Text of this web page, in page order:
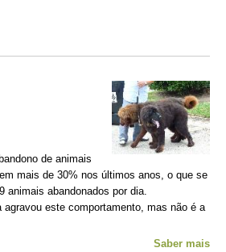
de animais
mais de 30% nos últimos anos, o que se
animais abandonados por dia.
agravou este comportamento, mas não é a
Saber mais